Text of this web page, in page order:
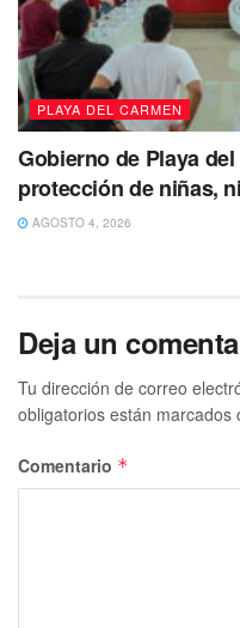
PLAYA DEL CARMEN
Gobierno de Playa
protección de niñas,
AGOSTO 4, 2026
Deja un
Tu dirección de correo
obligatorios están marcados
Comentario *